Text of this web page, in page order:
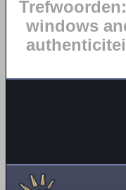
Trefwoorden:
windows